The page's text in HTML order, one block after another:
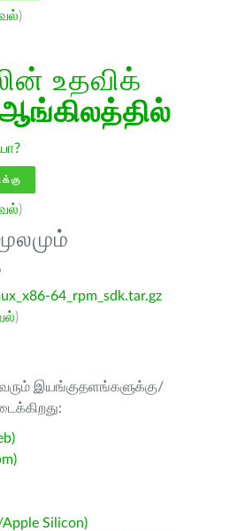
)
உதவிக்
)
64_rpm_sdk.tar.gz
)
இயங்குதளங்களுக்கு/
Silicon)